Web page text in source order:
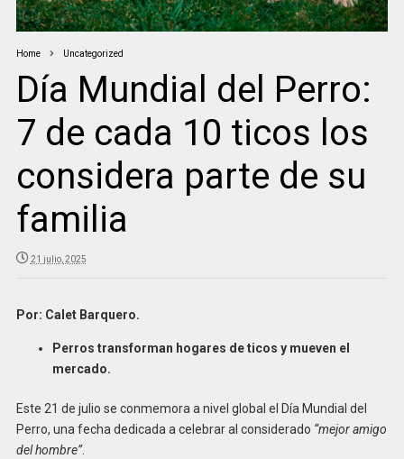
Home Uncategorized
Día Mundial del Perro:
7 de cada 10 ticos los
considera parte de su
familia
21 julio, 2025
Por: Calet Barquero.
Perros transforman hogares de ticos y mueven el
mercado.
Este 21 de julio se conmemora a nivel global el Día Mundial del
Perro, una fecha dedicada a celebrar al considerado “mejor amigo
del hombre”.